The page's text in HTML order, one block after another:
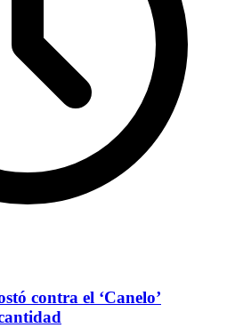
contra el ‘Canelo’